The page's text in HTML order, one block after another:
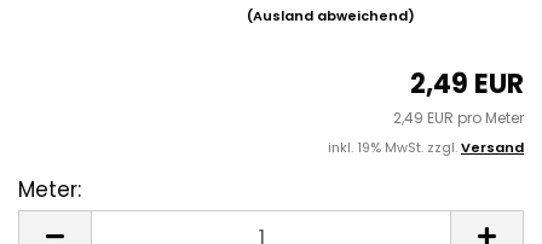
(Ausland abweichend)
2,49 EUR
2,49 EUR pro Meter
inkl. 19% MwSt. zzgl.Versand
Meter: